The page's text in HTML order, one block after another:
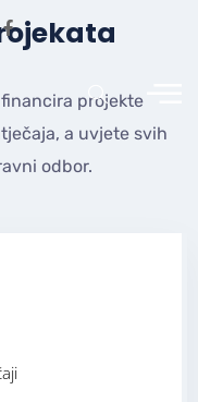
projekte
a uvjete svih
odbor.